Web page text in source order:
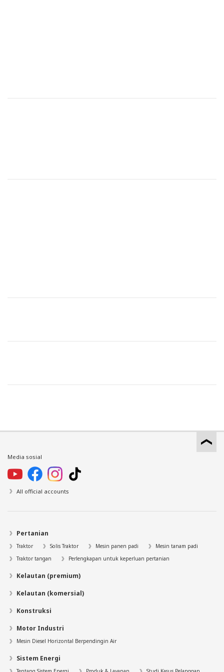
Media sosial
All official accounts
Pertanian
Traktor Solis Traktor Mesin panen padi
Mesin tanam padi
Traktor tangan
Perlengkapan untuk keperluan pertanian
Kelautan (premium)
Kelautan (komersial)
Konstruksi
Motor Industri
Mesin Diesel Horizontal Berpendingin Air
Sistem Energi